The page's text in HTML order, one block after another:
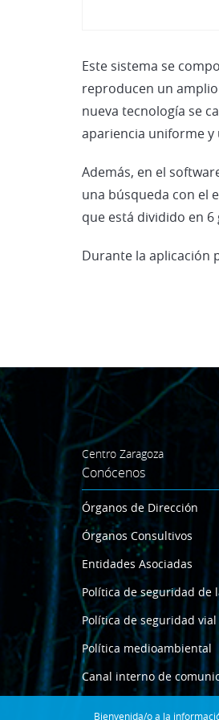
Bienvenida/o a la
Este sistema se
reproducen un
nueva tecnología se
apariencia uniforme y
Además, en el
una búsqueda con el
que está dividido en
Durante la aplicación
Centro Zaragoza
Conócenos
Órganos de Dirección
Órganos Consultivos
Entidades Asociadas
Política de seguridad de
Política de seguridad vial
Política medioambiental
Canal interno de